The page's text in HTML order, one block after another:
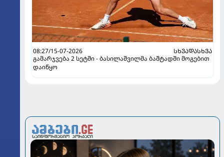
08:27/15-07-2026
ᲡᲮᲕᲐᲓᲐᲡᲮᲕᲐ
გამარჯვება 2 სეტში - ბასილაშვილმა ბაშტადში მოგებით
დაიწყო